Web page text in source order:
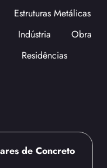
Estruturas Metálicas
Indústria
Obra
Residências
de Concreto